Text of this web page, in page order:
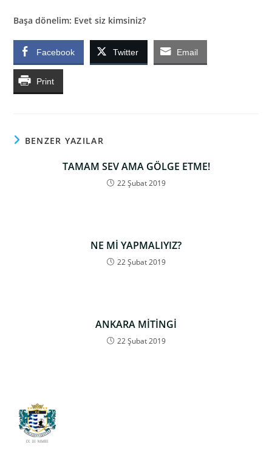
Başa dönelim: Evet siz kimsiniz?
Facebook Twitter Email
Print
BENZER YAZILAR
TAMAM SEV AMA GÖLGE ETME!
22 Şubat 2019
NE Mİ YAPMALIYIZ?
22 Şubat 2019
ANKARA MİTİNGİ
22 Şubat 2019